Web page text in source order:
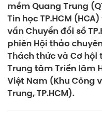
mềm Quang Trung
Tin học TP.HCM
vấn Chuyển đổi số
phiên Hội thảo
Thách thức và Cơ hội
Trung tâm Triển lãm
Việt Nam (Khu Công
Trung, TP.HCM).